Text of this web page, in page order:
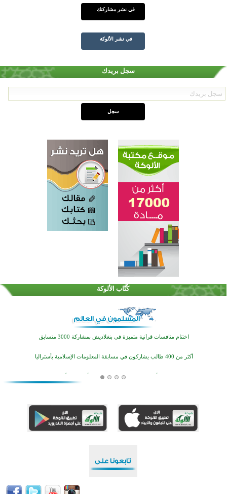
في نشر مشاركتك
في نشر الألوكة
سجل بريدك
كُتَّاب الألوكة
اختتام الدورة التاسعة لمسابقة حفظ وتلاوة القرآن الكريم في أزناكاييف
تيسليتش تختتم برنامجا تعليميا لتعزيز القيم وبناء الشخصية للشباب المسلمين
اختتام منافسات قرآنية متميزة في بنغلاديش بمشاركة 3000 متسابق
أكثر من 400 طالب يشاركون في مسابقة المعلومات الإسلامية بأستراليا
افتتاح تاريخي لأول مسجد في بلييفليا بالجبل الأسود منذ أكثر من قرن
منطقة ريبوفسي تحتفل بميلاد مسجد جديد في أجواء إيمانية مميزة
القرآن والتربية في صدارة البرامج الصيفية للمسلمين في بينزا وساراتوف وموردوفيا هذا العام